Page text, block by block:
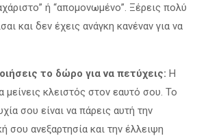
ή “απομονωμένο”. Ξέρεις πολύ
και δεν έχεις ανάγκη κανέναν για να
το δώρο για να πετύχεις: Η
μείνεις κλειστός στον εαυτό σου. Το
σου είναι να πάρεις αυτή την
σου ανεξαρτησία και την έλλειψη